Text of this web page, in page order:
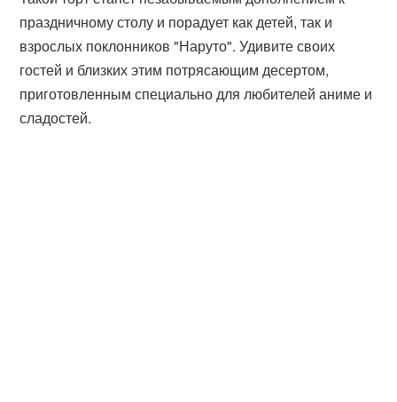
праздничному столу и порадует как детей, так и
взрослых поклонников "Наруто". Удивите своих
гостей и близких этим потрясающим десертом,
приготовленным специально для любителей аниме и
сладостей.